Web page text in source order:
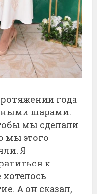
года
шарами.
мы сделали
мы этого
Я
к
А он сказал,